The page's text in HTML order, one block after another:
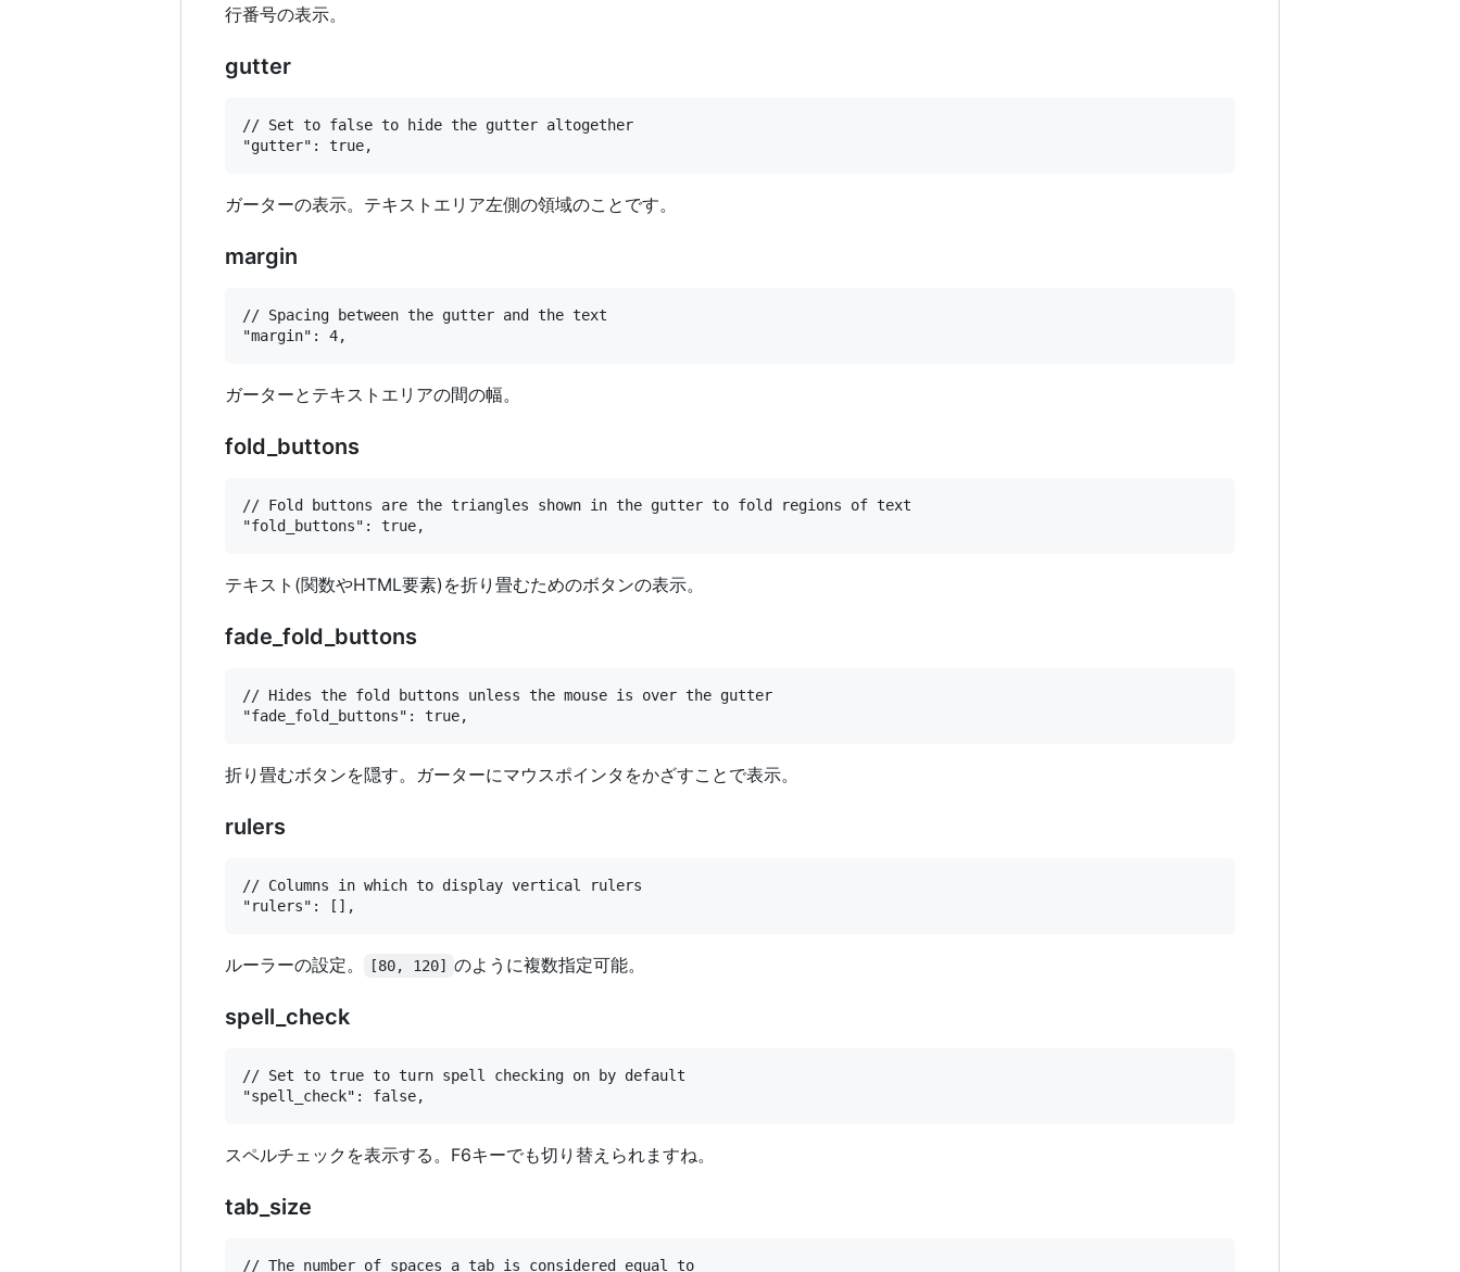
行番号の表示。
gutter
// Set to false to hide the gutter altogether
ガーターの表示。テキストエリア左側の領域のことです。
margin
// Spacing between the gutter and the text
ガーターとテキストエリアの間の幅。
fold_buttons
// Fold buttons are the triangles shown in the gutter to fold regions of text
テキスト(関数やHTML要素)を折り畳むためのボタンの表示。
fade_fold_buttons
// Hides the fold buttons unless the mouse is over the gutter
折り畳むボタンを隠す。ガーターにマウスポインタをかざすことで表示。
rulers
// Columns in which to display vertical rulers
ルーラーの設定。 [80, 120] のように複数指定可能。
spell_check
// Set to true to turn spell checking on by default
スペルチェックを表示する。F6キーでも切り替えられますね。
tab_size
// The number of spaces a tab is considered equal to